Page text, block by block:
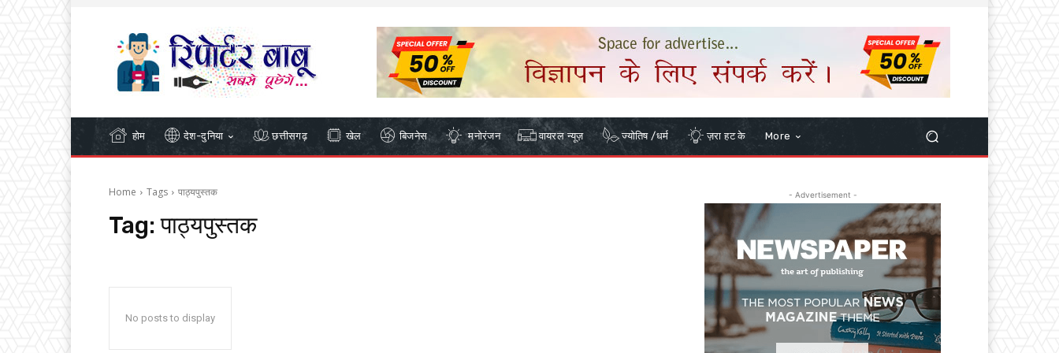
होम देश-दुनिया छत्तीसगढ़ खेल बिजनेस मनोरंजन वायरल न्यूज़ ज्योतिष /धर्म ज़रा हट के More
Home Tags पाठ्यपुस्तक
Tag:पाठ्यपुस्तक
No posts to display
- Advertisement -